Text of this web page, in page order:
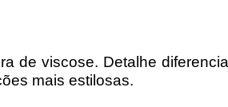
de viscose. Detalhe
mais estilosas.